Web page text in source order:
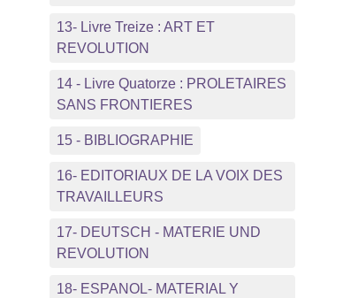
13- Livre Treize : ART ET
REVOLUTION
14 - Livre Quatorze : PROLETAIRES
SANS FRONTIERES
15 - BIBLIOGRAPHIE
16- EDITORIAUX DE LA VOIX DES
TRAVAILLEURS
17- DEUTSCH - MATERIE UND
REVOLUTION
18- ESPANOL- MATERIAL Y